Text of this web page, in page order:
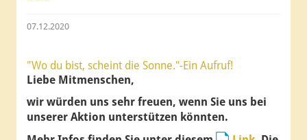
07.12.2020
"Wo du bist, scheint die Sonne."-Ein Aufruf!
Liebe Mitmenschen,
wir würden uns sehr freuen, wenn Sie uns bei
unserer Aktion unterstützen könnten.